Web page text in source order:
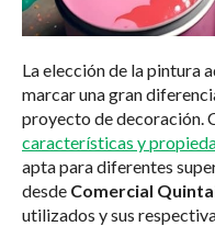
La elección de la pintura
marcar una gran
proyecto de decoración.
características y
apta para diferentes
desde Comercial
utilizados y sus